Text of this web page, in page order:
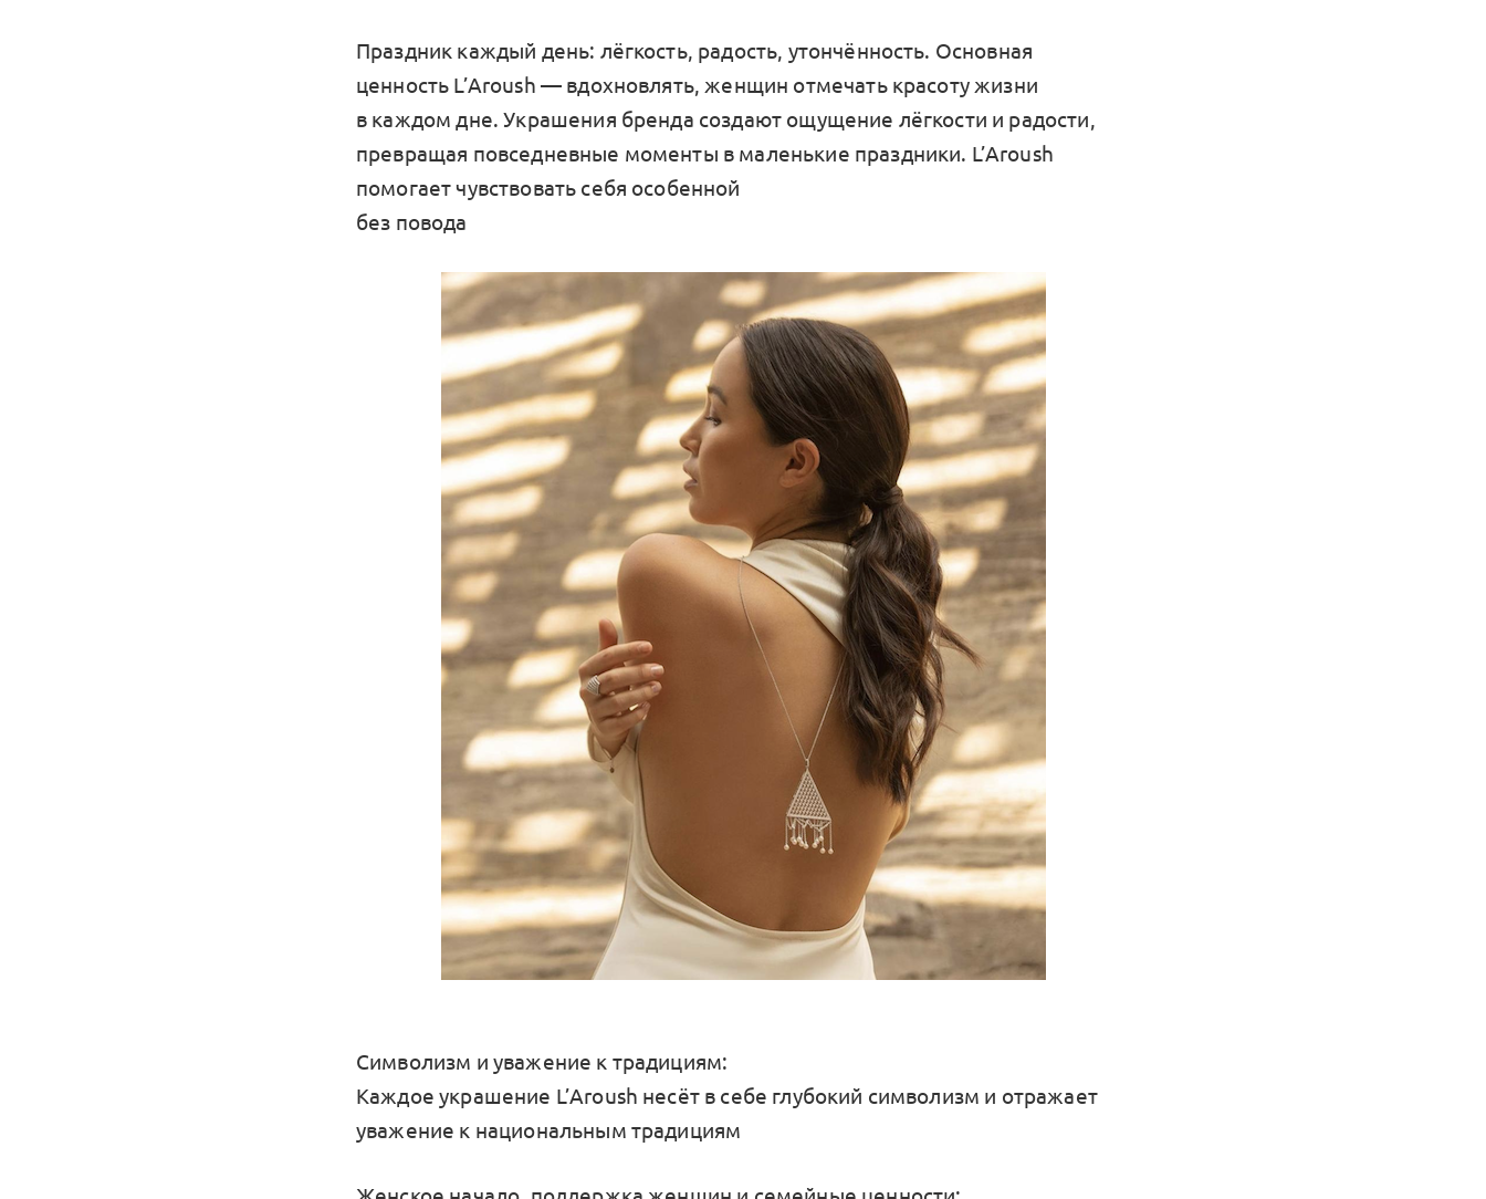
Праздник каждый день: лёгкость, радость, утончённость. Основная
ценность L’Aroush — вдохновлять, женщин отмечать красоту жизни
в каждом дне. Украшения бренда создают ощущение лёгкости и радости,
превращая повседневные моменты в маленькие праздники. L’Aroush
помогает чувствовать себя особенной
без повода
Символизм и уважение к традициям:
Каждое украшение L’Aroush несёт в себе глубокий символизм и отражает
уважение к национальным традициям